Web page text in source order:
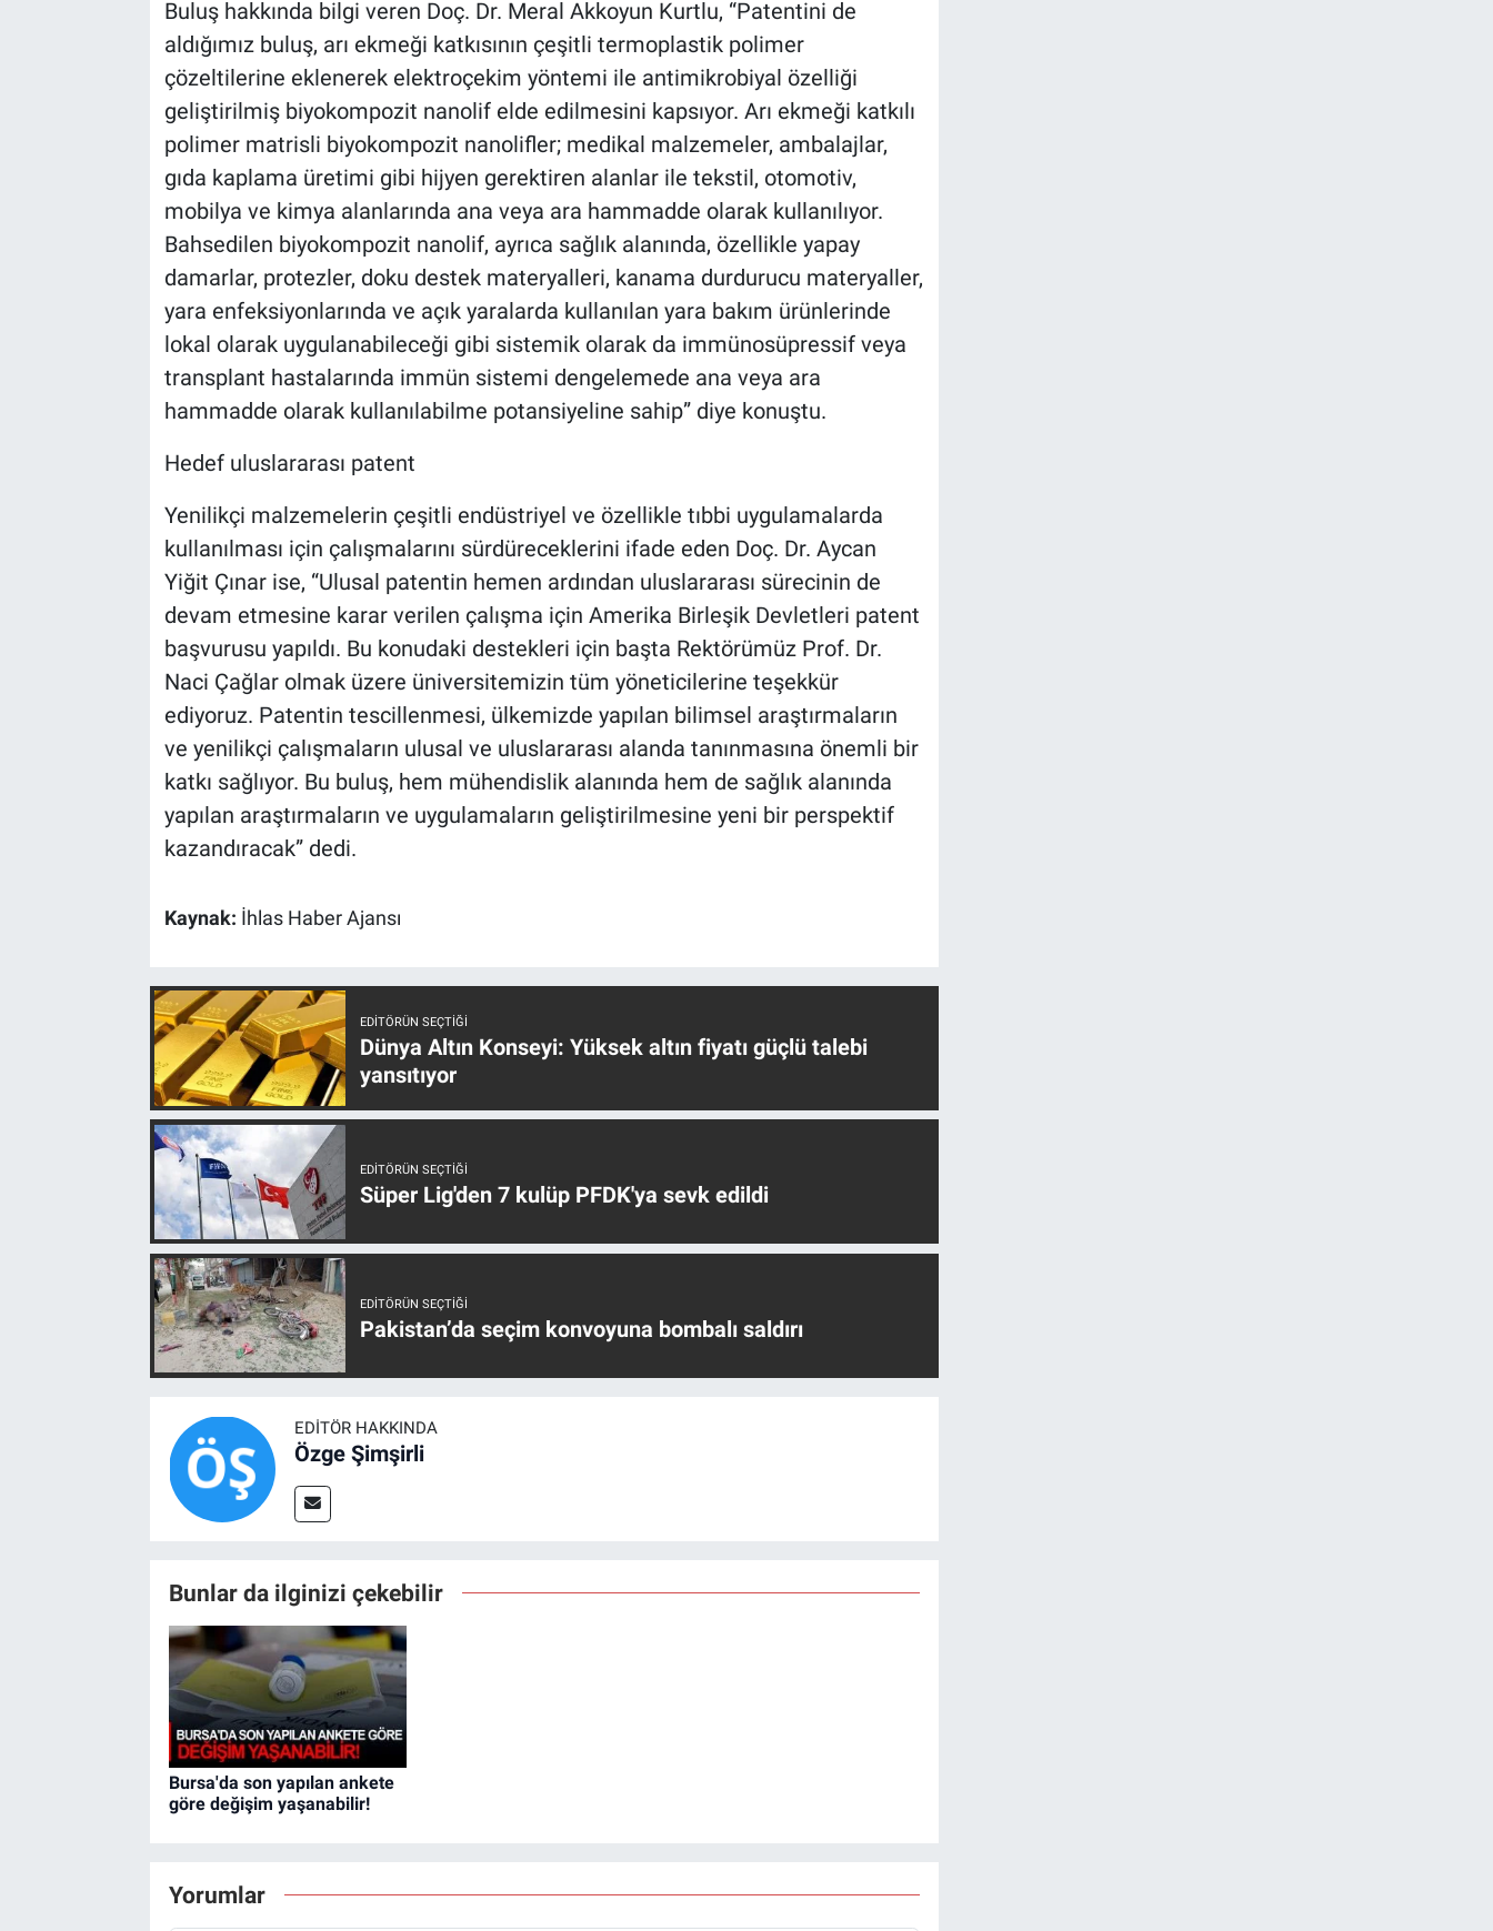
Buluş hakkında bilgi veren Doç. Dr. Meral Akkoyun Kurtlu, “Patentini de
aldığımız buluş, arı ekmeği katkısının çeşitli termoplastik polimer
çözeltilerine eklenerek elektroçekim yöntemi ile antimikrobiyal özelliği
geliştirilmiş biyokompozit nanolif elde edilmesini kapsıyor. Arı ekmeği katkılı
polimer matrisli biyokompozit nanolifler; medikal malzemeler, ambalajlar,
gıda kaplama üretimi gibi hijyen gerektiren alanlar ile tekstil, otomotiv,
mobilya ve kimya alanlarında ana veya ara hammadde olarak kullanılıyor.
Bahsedilen biyokompozit nanolif, ayrıca sağlık alanında, özellikle yapay
damarlar, protezler, doku destek materyalleri, kanama durdurucu materyaller,
yara enfeksiyonlarında ve açık yaralarda kullanılan yara bakım ürünlerinde
lokal olarak uygulanabileceği gibi sistemik olarak da immünosüpressif veya
transplant hastalarında immün sistemi dengelemede ana veya ara
hammadde olarak kullanılabilme potansiyeline sahip” diye konuştu.
Hedef uluslararası patent
Yenilikçi malzemelerin çeşitli endüstriyel ve özellikle tıbbi uygulamalarda
kullanılması için çalışmalarını sürdüreceklerini ifade eden Doç. Dr. Aycan
Yiğit Çınar ise, “Ulusal patentin hemen ardından uluslararası sürecinin de
devam etmesine karar verilen çalışma için Amerika Birleşik Devletleri patent
başvurusu yapıldı. Bu konudaki destekleri için başta Rektörümüz Prof. Dr.
Naci Çağlar olmak üzere üniversitemizin tüm yöneticilerine teşekkür
ediyoruz. Patentin tescillenmesi, ülkemizde yapılan bilimsel araştırmaların
ve yenilikçi çalışmaların ulusal ve uluslararası alanda tanınmasına önemli bir
katkı sağlıyor. Bu buluş, hem mühendislik alanında hem de sağlık alanında
yapılan araştırmaların ve uygulamaların geliştirilmesine yeni bir perspektif
kazandıracak” dedi.
Kaynak: İhlas Haber Ajansı
EDITÖRÜN SEÇTIĞI
Dünya Altın Konseyi: Yüksek altın fiyatı güçlü talebi
yansıtıyor
EDITÖRÜN SEÇTIĞI
Süper Lig'den 7 kulüp PFDK'ya sevk edildi
EDITÖRÜN SEÇTIĞI
Pakistan’da seçim konvoyuna bombalı saldırı
EDITÖR HAKKINDA
Özge Şimşirli
Bunlar da ilginizi çekebilir
Bursa'da son yapılan ankete
göre değişim yaşanabilir!
Yorumlar